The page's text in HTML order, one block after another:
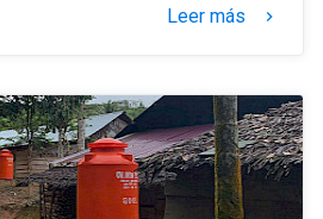
Leer más keyboard_arrow_right